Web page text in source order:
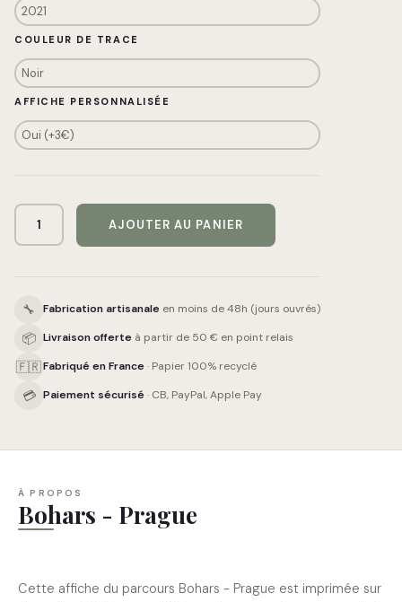
COULEUR DE TRACE
AFFICHE PERSONNALISÉE
AJOUTER AU PANIER
🔧 Fabrication artisanale en moins de 48h (jours ouvrés)
📦 Livraison offerte à partir de 50 € en point relais
🇫🇷Fabriqué en France · Papier 100% recyclé
💳 Paiement sécurisé · CB, PayPal, Apple Pay
À PROPOS
Bohars - Prague
Cette affiche du parcours Bohars - Prague est imprimée sur